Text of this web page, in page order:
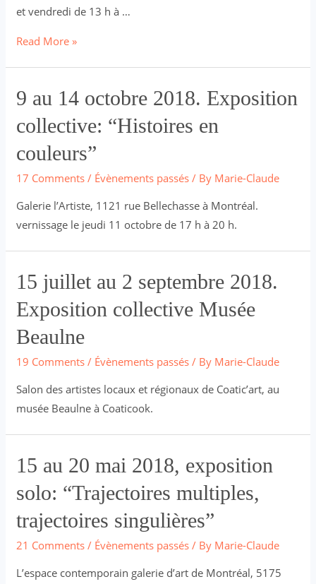
et vendredi de 13 h à …
28
2
décembre
2018.
Expo-
vente
de
fonds
“De
couleur
contre
la
douleur”
Read More »
9 au 14 octobre 2018. Exposition
collective: “Histoires en
couleurs”
17 Comments / Évènements passés / By Marie-Claude
Galerie l’Artiste, 1121 rue Bellechasse à Montréal.
vernissage le jeudi 11 octobre de 17 h à 20 h.
15 juillet au 2 septembre 2018.
Exposition collective Musée
Beaulne
19 Comments / Évènements passés / By Marie-Claude
Salon des artistes locaux et régionaux de Coatic’art, au
musée Beaulne à Coaticook.
15 au 20 mai 2018, exposition
solo: “Trajectoires multiples,
trajectoires singulières”
21 Comments / Évènements passés / By Marie-Claude
L’espace contemporain galerie d’art de Montréal, 5175